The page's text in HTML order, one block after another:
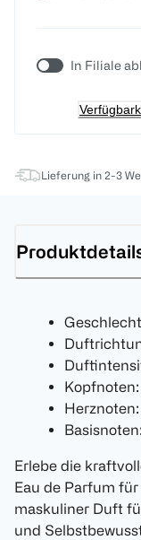
In Filiale
Lieferung in 2-3
Erlebe die
Eau de Parfum
maskuliner Duft
und